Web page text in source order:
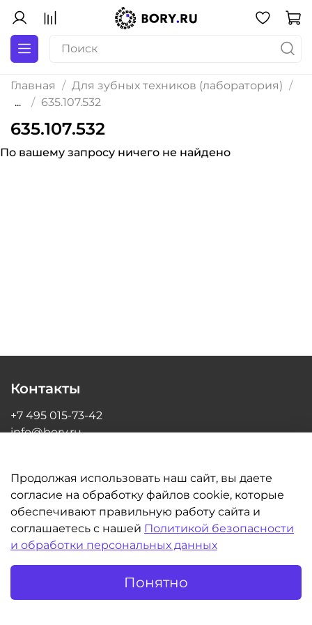
Главная
Для зубных техников (лаборатория)
...
635.107.532
635.107.532
По вашему запросу ничего не найдено
Информация
Клиентам
Контакты
+7 495 015-73-42
info@bory.ru
Продолжая использовать наш сайт, вы даете
согласие на обработку файлов cookie, которые
обеспечивают правильную работу сайта и
соглашаетесь с нашей Политикой безопасности
и обработки персональных данных
Понятно